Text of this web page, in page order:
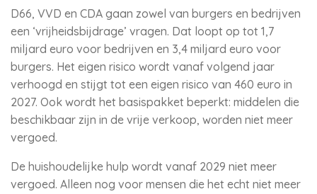
D66, VVD en CDA gaan zowel van burgers en bedrijven
een ‘vrijheidsbijdrage’ vragen. Dat loopt op tot 1,7
miljard euro voor bedrijven en 3,4 miljard euro voor
burgers. Het eigen risico wordt vanaf volgend jaar
verhoogd en stijgt tot een eigen risico van 460 euro in
2027. Ook wordt het basispakket beperkt: middelen die
beschikbaar zijn in de vrije verkoop, worden niet meer
vergoed.
De huishoudelijke hulp wordt vanaf 2029 niet meer
vergoed. Alleen nog voor mensen die het echt niet meer